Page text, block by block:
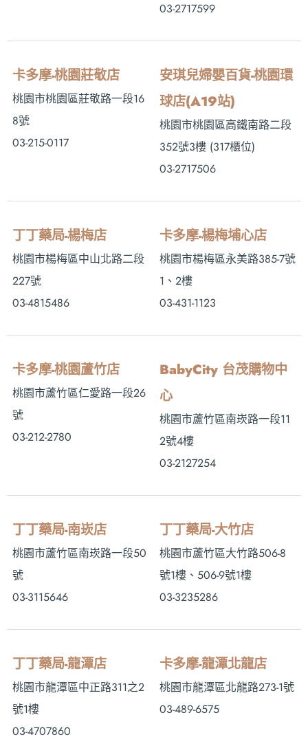
03-2717599
卡多摩-桃園莊敬店
桃園市桃園區莊敬路一段16
8號
03-215-0117
安琪兒婦嬰百貨-桃園環
球店(A19站)
桃園市桃園區高鐵南路二段
352號3樓 (317櫃位)
03-2717506
丁丁藥局-楊梅店
桃園市楊梅區中山北路二段
227號
03-4815486
卡多摩-楊梅埔心店
桃園市楊梅區永美路385-7號
1、2樓
03-431-1123
卡多摩-桃園蘆竹店
桃園市蘆竹區仁愛路一段26
號
03-212-2780
BabyCity 台茂購物中
心
桃園市蘆竹區南崁路一段11
2號4樓
03-2127254
丁丁藥局-南崁店
桃園市蘆竹區南崁路一段50
號
03-3115646
丁丁藥局-大竹店
桃園市蘆竹區大竹路506-8
號1樓、506-9號1樓
03-3235286
丁丁藥局-龍潭店
桃園市龍潭區中正路311之2
號1樓
03-4707860
卡多摩-龍潭北龍店
桃園市龍潭區北龍路273-1號
03-489-6575